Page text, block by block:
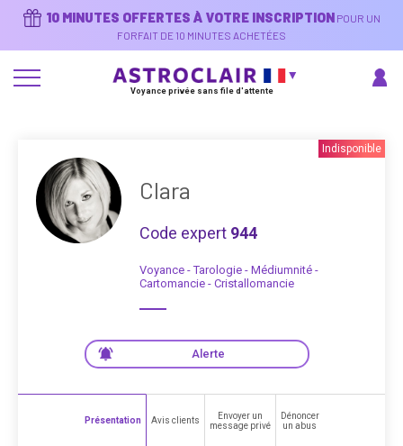
10 MINUTES OFFERTES À VOTRE INSCRIPTION POUR UN
FORFAIT DE 10 MINUTES ACHETÉES
Voyance privée sans file d'attente
Indisponible
Clara
Code expert 944
Voyance - Tarologie - Médiumnité -
Cartomancie - Cristallomancie
Alerte
Présentation Avis clients
Envoyer un
message privé
Dénoncer
un abus